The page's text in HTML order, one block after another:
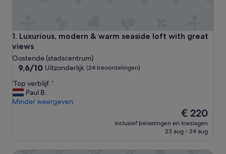
1. Luxurious, modern & warm seaside loft with great
views
Luxurious, modern & warm seaside loft with great views
Oostende (stadscentrum)
9.6
10,
Uitzonderlijk,
(24
9,6/10 Uitzonderlijk (24 beoordelingen)
'
T
o
'Top verblijf. '
Paul B.
Minder weergeven
De
prijs
is
€ 220
inclusief belastingen en toeslagen
23 aug - 24 aug